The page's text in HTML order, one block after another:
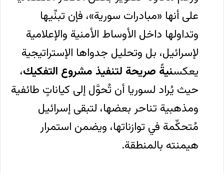
على أنها «مبادرات سورية»، فإن تبنِّيها
وتداولها داخل الأوساط الأمنية والإعلامية
لإسرائيل، بل وتحليل جدواها الإستراتيجية
يعكسنيةً صريحة لتنفيذ مشروع التفكيك،
حيث يُراد لسوريا أن تُحوَّل إلى كياناتٍ طائفية
ومذهبية تناحر بعضها، لتبقى إسرائيل
مُتحكِّمة في توازناتها، ويضمن استمرار
هيمنته بالمنطقة.